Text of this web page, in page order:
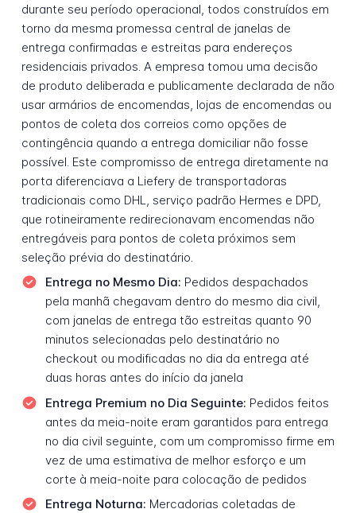
durante seu período operacional, todos construídos em
torno da mesma promessa central de janelas de
entrega confirmadas e estreitas para endereços
residenciais privados. A empresa tomou uma decisão
de produto deliberada e publicamente declarada de não
usar armários de encomendas, lojas de encomendas ou
pontos de coleta dos correios como opções de
contingência quando a entrega domiciliar não fosse
possível. Este compromisso de entrega diretamente na
porta diferenciava a Liefery de transportadoras
tradicionais como DHL, serviço padrão Hermes e DPD,
que rotineiramente redirecionavam encomendas não
entregáveis para pontos de coleta próximos sem
seleção prévia do destinatário.
Entrega no Mesmo Dia: Pedidos despachados
pela manhã chegavam dentro do mesmo dia civil,
com janelas de entrega tão estreitas quanto 90
minutos selecionadas pelo destinatário no
checkout ou modificadas no dia da entrega até
duas horas antes do início da janela
Entrega Premium no Dia Seguinte: Pedidos feitos
antes da meia-noite eram garantidos para entrega
no dia civil seguinte, com um compromisso firme em
vez de uma estimativa de melhor esforço e um
corte à meia-noite para colocação de pedidos
Entrega Noturna: Mercadorias coletadas de